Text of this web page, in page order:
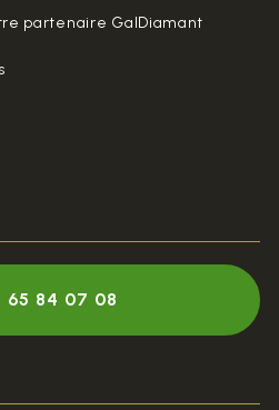
partenaire GalDiamant
65 84 07 08